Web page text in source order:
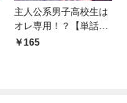
主人公系男子高校生は
オレ専用！？【単話
売】 1
165